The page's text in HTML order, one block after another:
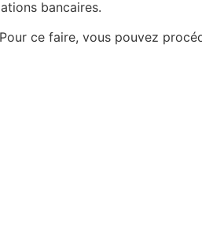
bancaires.
ce faire, vous pouvez